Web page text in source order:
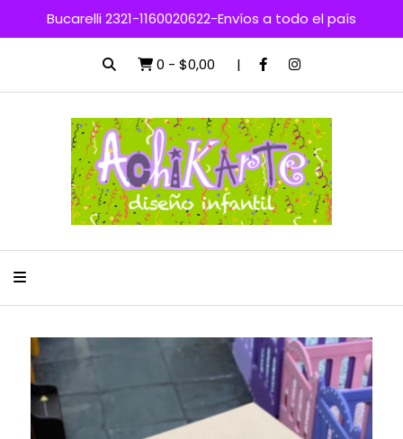
Bucarelli 2321-1160020622-Envíos a todo el país
0 - $0,00